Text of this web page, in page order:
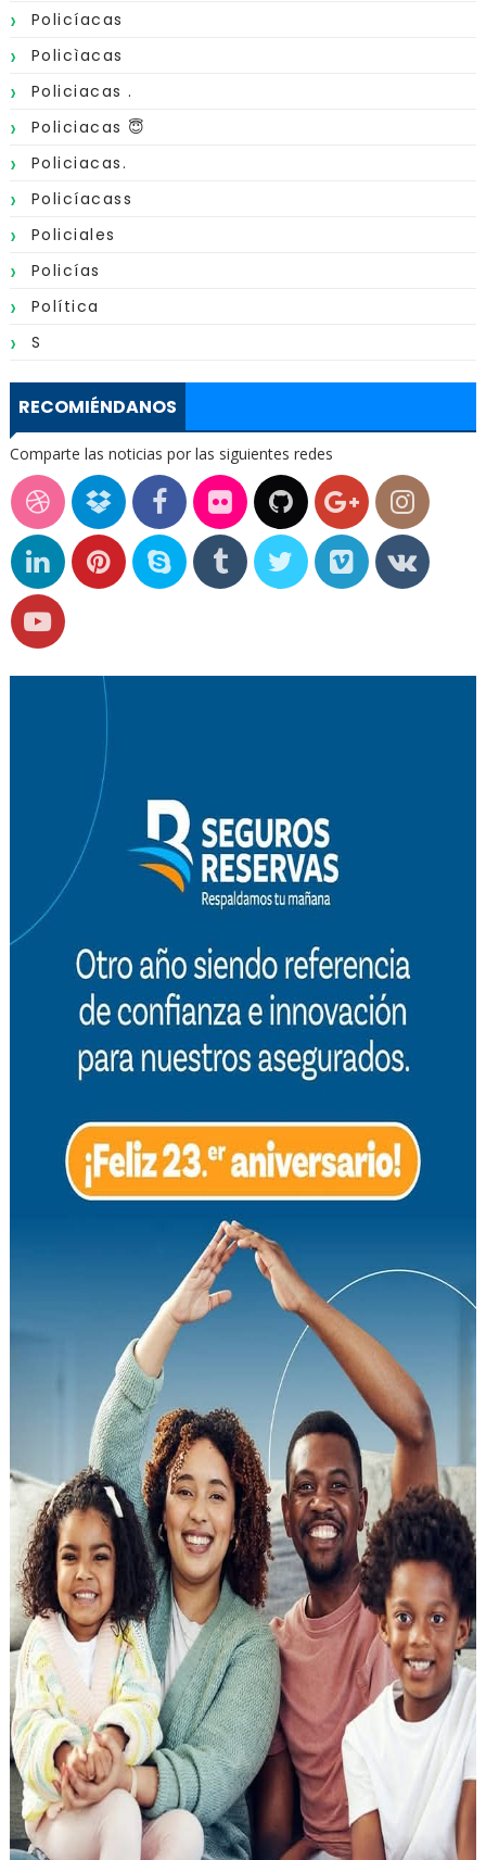
Policíacas
Policìacas
Policiacas .
Policiacas 😇
Policiacas.
Policíacass
Policiales
Policías
Política
S
RECOMIÉNDANOS
Comparte las noticias por las siguientes redes